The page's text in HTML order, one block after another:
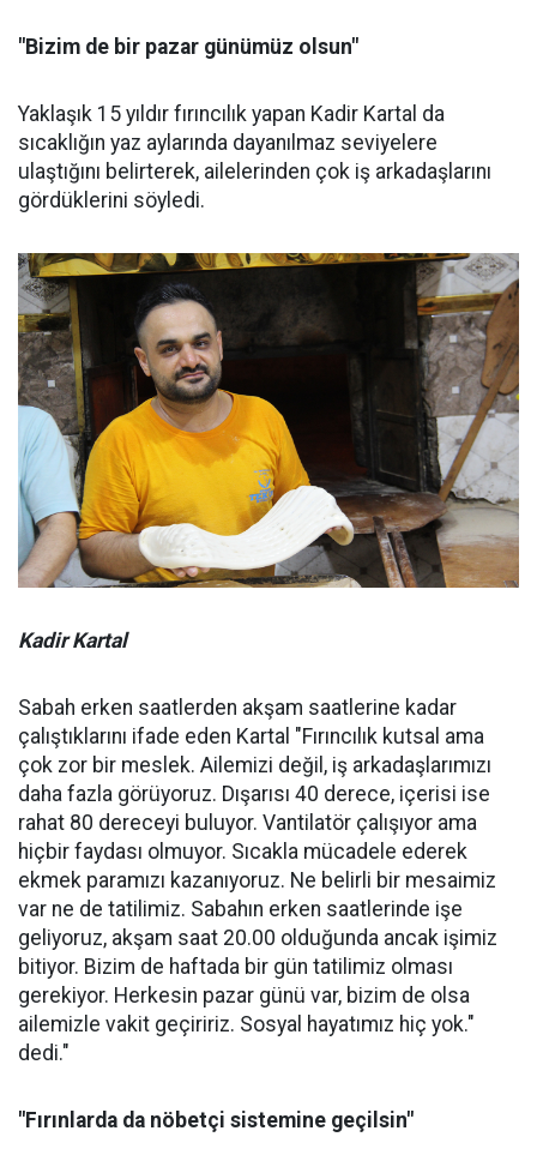
"Bizim de bir pazar günümüz olsun"
Yaklaşık 15 yıldır fırıncılık yapan Kadir Kartal da
sıcaklığın yaz aylarında dayanılmaz seviyelere
ulaştığını belirterek, ailelerinden çok iş arkadaşlarını
gördüklerini söyledi.
Kadir Kartal
Sabah erken saatlerden akşam saatlerine kadar
çalıştıklarını ifade eden Kartal "Fırıncılık kutsal ama
çok zor bir meslek. Ailemizi değil, iş arkadaşlarımızı
daha fazla görüyoruz. Dışarısı 40 derece, içerisi ise
rahat 80 dereceyi buluyor. Vantilatör çalışıyor ama
hiçbir faydası olmuyor. Sıcakla mücadele ederek
ekmek paramızı kazanıyoruz. Ne belirli bir mesaimiz
var ne de tatilimiz. Sabahın erken saatlerinde işe
geliyoruz, akşam saat 20.00 olduğunda ancak işimiz
bitiyor. Bizim de haftada bir gün tatilimiz olması
gerekiyor. Herkesin pazar günü var, bizim de olsa
ailemizle vakit geçiririz. Sosyal hayatımız hiç yok."
dedi."
"Fırınlarda da nöbetçi sistemine geçilsin"